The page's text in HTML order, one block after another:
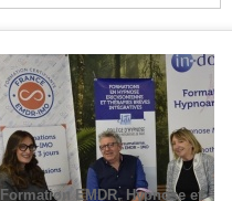
Formation EMDR, Hypnose et